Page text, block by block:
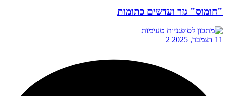
"חומוס" גזר ועדשים כתומות
11 דצמבר, 2025 2